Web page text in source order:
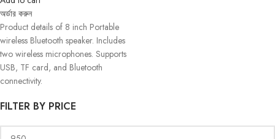
FILTER BY PRICE
অর্ডার করুন
Product details of 8 inch Portable
wireless Bluetooth speaker. Includes
two wireless microphones. Supports
USB, TF card, and Bluetooth
connectivity.